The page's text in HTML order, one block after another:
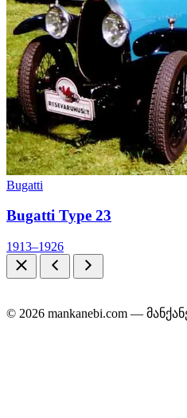
Bugatti
Bugatti Type 23
1913–1926
© 2026 mankanebi.com —